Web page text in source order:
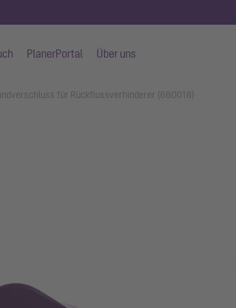
PlanerPortal Über uns
für Rückflussverhinderer (680018)